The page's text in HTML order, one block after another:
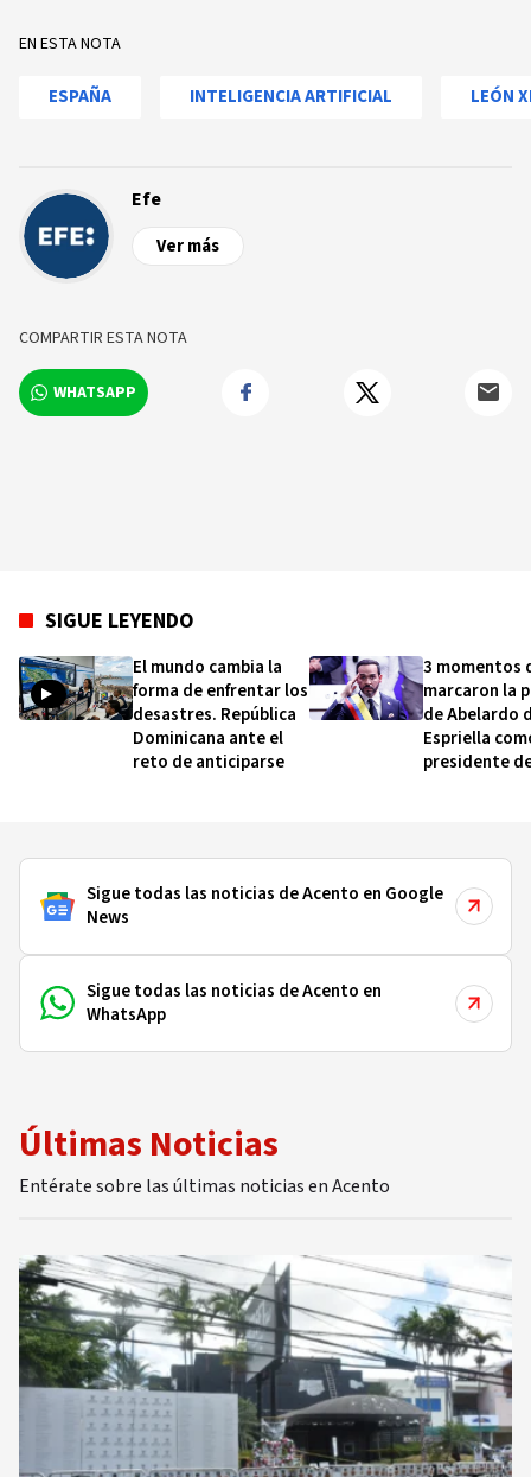
EN ESTA NOTA
ESPAÑA INTELIGENCIA ARTIFICIAL LEÓN
Efe
Ver más
COMPARTIR ESTA NOTA
WHATSAPP
SIGUE LEYENDO
El mundo cambia la
forma de enfrentar los
desastres. República
Dominicana ante el
reto de anticiparse
3 momentos
marcaron la
de Abelardo
Espriella
presidente
Sigue todas las noticias de Acento en Google
News
Sigue todas las noticias de Acento en
WhatsApp